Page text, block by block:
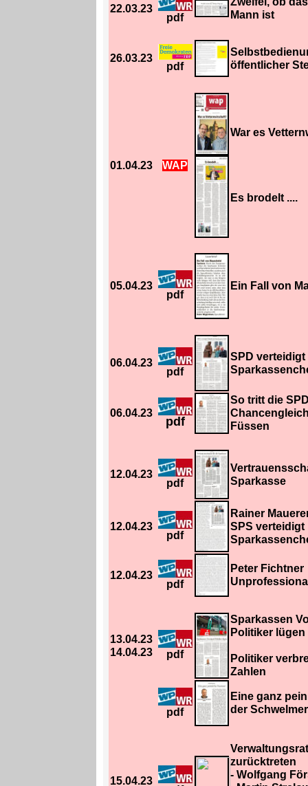
22.03.23
pdf
Mann ist
26.03.23
pdf
öffentlicher
01.04.23 WAP
War es
Es brodelt ....
05.04.23
pdf
Ein Fall von
06.04.23
pdf
SPD
06.04.23
pdf
So tritt die
Füssen
12.04.23
pdf
Sparkasse
12.04.23
pdf
Rainer
SPS
12.04.23
pdf
Peter Fichtner
13.04.23
14.04.23
pdf
Sparkassen
Politiker lügen
Politiker
Zahlen
pdf
Eine ganz
der
15.04.23
zurücktreten
- Wolfgang